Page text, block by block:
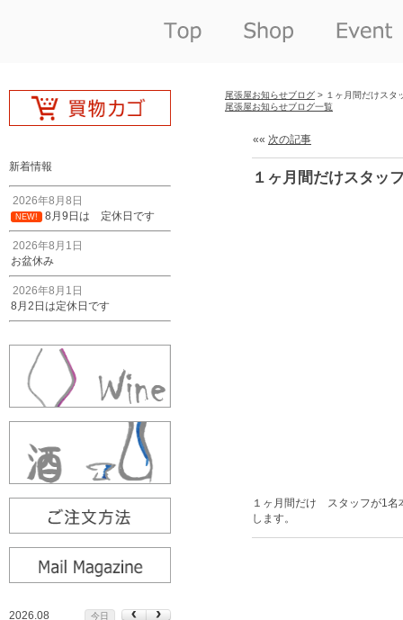
新着情報
2026年8月8日
NEW! 8月9日は 定休日です
2026年8月1日
お盆休み
2026年8月1日
8月2日は定休日です
2026.08
今日
尾張屋お知らせブログ > １ヶ月間だけスタ
尾張屋お知らせブログ一覧
«« 次の記事
１ヶ月間だけスタッ
１ヶ月間だけ スタッフが1名
します。